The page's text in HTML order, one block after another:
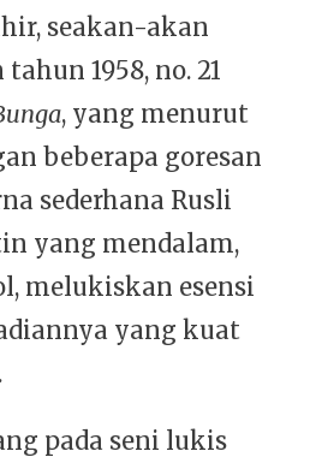
seakan-akan
1958, no. 21
, yang menurut
beberapa goresan
sederhana Rusli
yang mendalam,
melukiskan esensi
yang kuat
pada seni lukis